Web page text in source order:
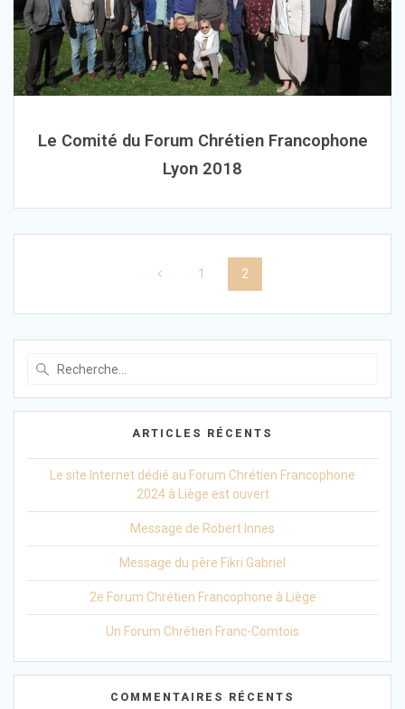
Le Comité du Forum Chrétien Francophone
Lyon 2018
des
articles
Page
1 Page
2
:
ARTICLES RÉCENTS
Le site Internet dédié au Forum Chrétien Francophone
2024 à Liège est ouvert
Message de Robert Innes
Message du père Fikri Gabriel
2e Forum Chrétien Francophone à Liège
Un Forum Chrétien Franc-Comtois
COMMENTAIRES RÉCENTS